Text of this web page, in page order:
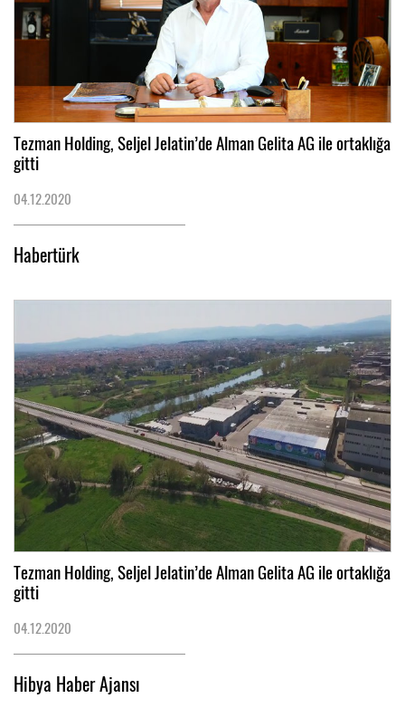
Tezman Holding, Seljel Jelatin’de Alman Gelita AG ile ortaklığa
gitti
04.12.2020
Habertürk
Tezman Holding, Seljel Jelatin’de Alman Gelita AG ile ortaklığa
gitti
04.12.2020
Hibya Haber Ajansı